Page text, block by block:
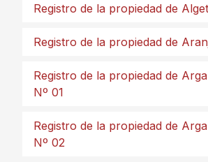
Registro de la propiedad de
Registro de la propiedad de
Registro de la propiedad de
Nº 01
Registro de la propiedad de
Nº 02